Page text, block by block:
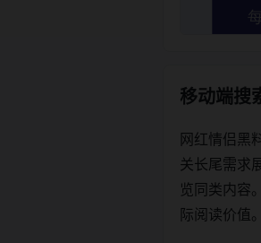
移动端搜
网红情侣黑
关长尾需求
览同类内容
际阅读价值。